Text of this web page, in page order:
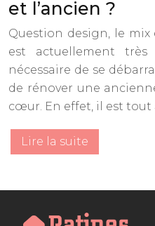
et l’ancien ?
Question design, le
est actuellement très
nécessaire de se
de rénover une
cœur. En effet, il est tout
Lire la suite